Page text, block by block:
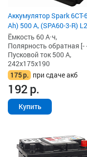
Аккумулятор Spark 6СТ-
Ah) 500 А, (SPA60-3-R) L2
Ёмкость 60 А·ч,
Полярность обратная [-
Пусковой ток 500 А,
242x175x190
175р. при сдаче акб
192р.
Купить